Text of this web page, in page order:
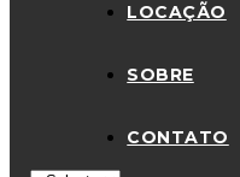
LOCAÇÃO
SOBRE
CONTATO